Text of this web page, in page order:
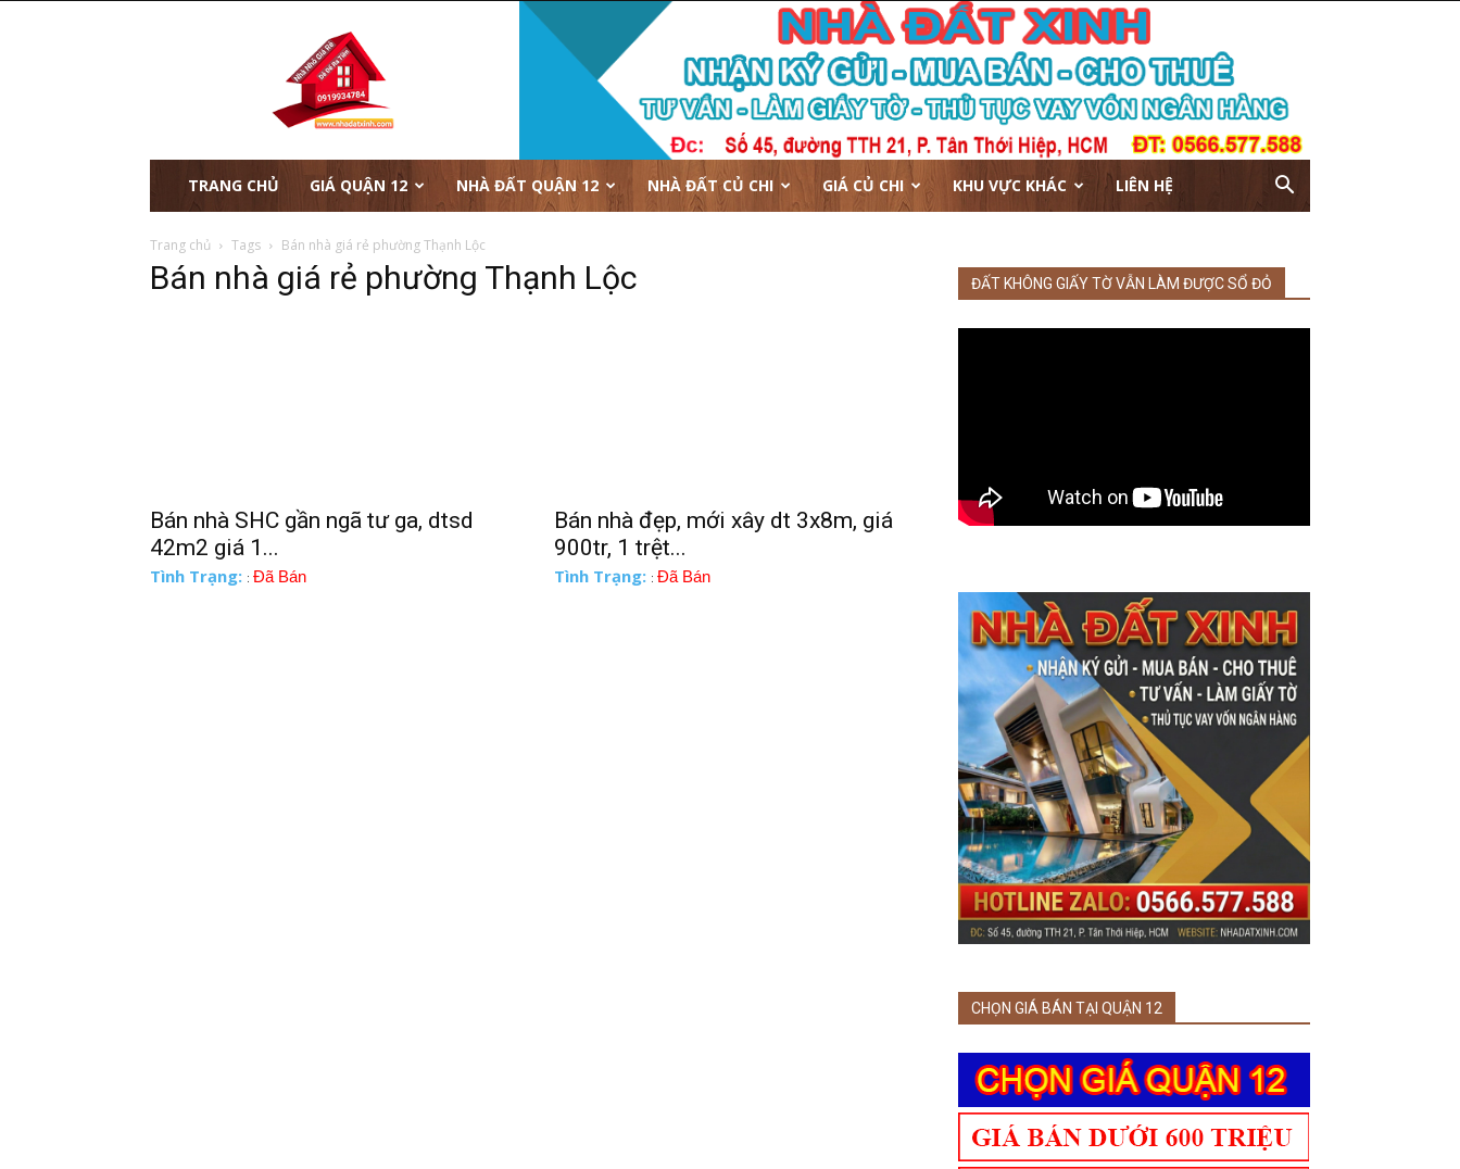
TRANG CHỦ GIÁ QUẬN 12 NHÀ ĐẤT QUẬN 12 NHÀ ĐẤT CỦ CHI GIÁ CỦ CHI KHU VỰC KHÁC LIÊN HỆ
Trang chủ Tags Bán nhà giá rẻ phường Thạnh Lộc
Bán nhà giá rẻ phường Thạnh Lộc
Bán nhà SHC gần ngã tư ga, dtsd
42m2 giá 1...
Tình Trạng: : Đã Bán
Bán nhà đẹp, mới xây dt 3x8m, giá
900tr, 1 trệt...
Tình Trạng: : Đã Bán
ĐẤT KHÔNG GIẤY TỜ VẪN LÀM ĐƯỢC SỔ ĐỎ
CHỌN GIÁ BÁN TẠI QUẬN 12